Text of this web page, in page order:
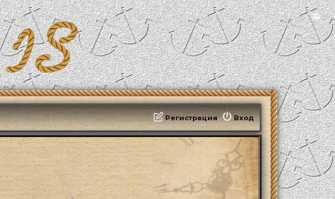
📻
Вход
Регистрация